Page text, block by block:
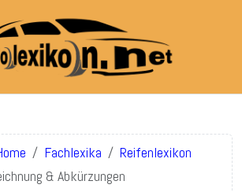
Fachlexika
Reifenlexikon
& Abkürzungen